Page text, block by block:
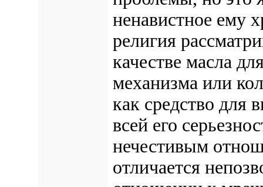
ненавистное ему
религия
качестве масла
механизма или
как средство для
всей его
нечестивым
отличается